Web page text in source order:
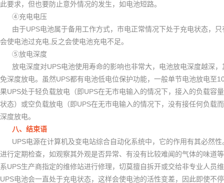
此要求，但也要防止意外情况的发生，如电池短路。
④充电电压
由于UPS电池属于备用工作方式，市电正常情况下处于充电状态，
会使电池过充电 反之会使电池充电不足。
⑤放电深度
放电深度对UPS电池使用寿命的影响也非常大，电池放电深度越深
免深度放电。虽然UPS都有电池低电位保护功能，一般单节电池放电至
果UPS处于轻负载放电（即UPS在无市电输入的情况下，接入的负载容
状态）或空负载放电（即UPS在无市电输入的情况下，没有接任何负载
深度放电。
八、结束语
UPS电源在计算机及变电站综合自动化系统中，它的作用有其必然性
进行定期检查，如观察其外观是否异常、有没有比较难闻的气体的味道
系UPS生产商指定的维修站进行修理，切莫擅自拆开或交给非专业人员
UPS电池会一直处于充电状态，这样会使电池的活性变差，因此即使不